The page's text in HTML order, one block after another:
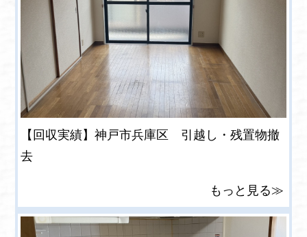
【回収実績】神戸市兵庫区 引越し・残置物撤
去
もっと見る≫